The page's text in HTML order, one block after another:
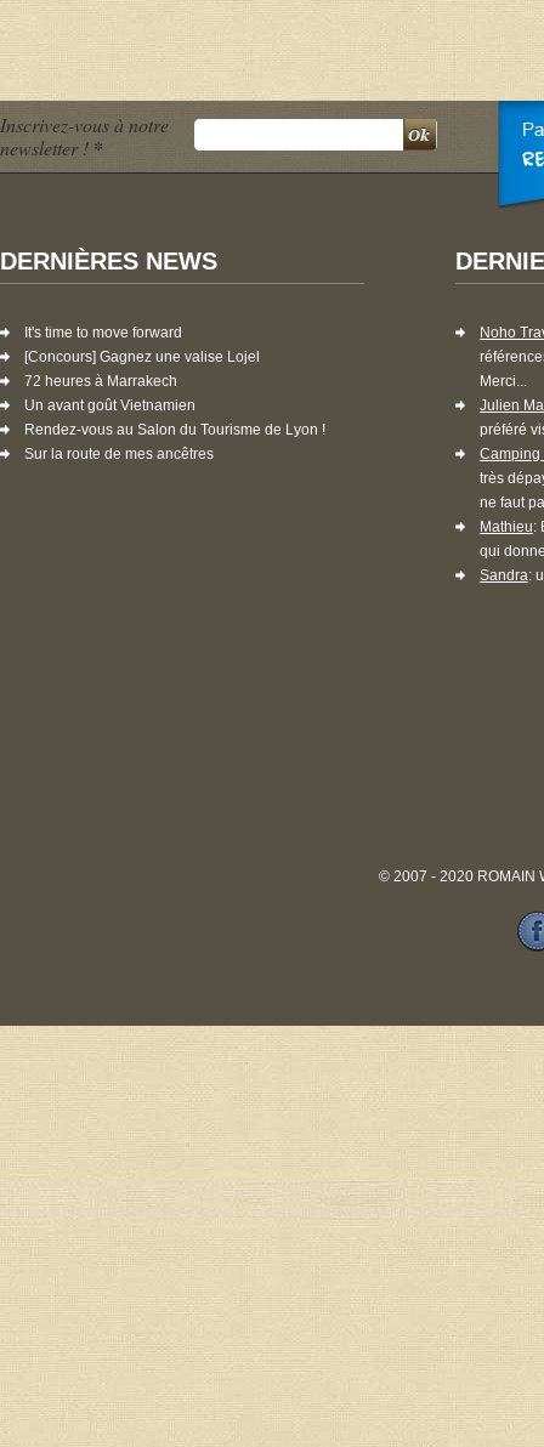
Inscrivez-vous à notre
newsletter ! *
DERNIÈRES NEWS
It's time to move forward
[Concours] Gagnez une valise Lojel
72 heures à Marrakech
Un avant goût Vietnamien
Rendez-vous au Salon du Tourisme de Lyon !
Sur la route de mes ancêtres
Noho
Merci...
Julien
préféré
Camping
très
ne faut
Mathieu:
qui
Sandra:
© 2007 - 2020 ROMAIN